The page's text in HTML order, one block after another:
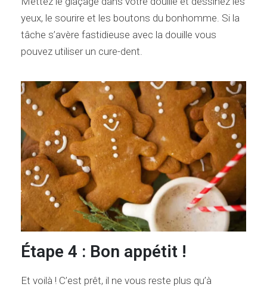
yeux, le sourire et les boutons du bonhomme. Si la
tâche s’avère fastidieuse avec la douille vous
pouvez utiliser un cure-dent.
Étape 4 : Bon appétit !
Et voilà ! C’est prêt, il ne vous reste plus qu’à